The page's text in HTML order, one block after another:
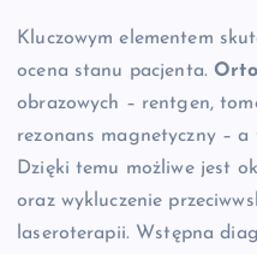
Kluczowym elementem
ocena stanu pacjenta.
obrazowych – rentgen,
rezonans magnetyczny –
Dzięki temu możliwe jest
oraz wykluczenie
laseroterapii. Wstępna